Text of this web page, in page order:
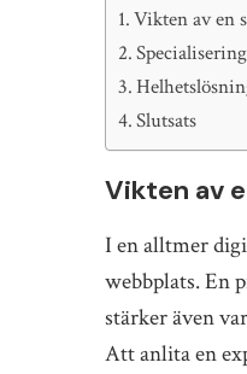
Vikten av en
Slutsats
Vikten av
I en alltmer
webbplats. En
stärker även
Att anlita en